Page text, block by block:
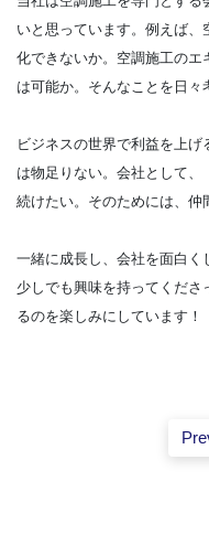
いと思っています。例えば
化できないか。空調施工のエ
は可能か。そんなことを日々
ビジネスの世界で利益を上
は物足りない。会社として、
続けたい。そのためには、仲
一緒に成長し、会社を面白く
少しでも興味を持ってくださ
るのを楽しみにしています！